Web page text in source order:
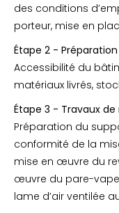
des conditions
porteur, mise en
Étape 2 -
Accessibilité du
matériaux livrés,
Étape 3 - Travaux
Préparation du
conformité de la
mise en œuvre du
œuvre du pare-
lame d’air ventilée au